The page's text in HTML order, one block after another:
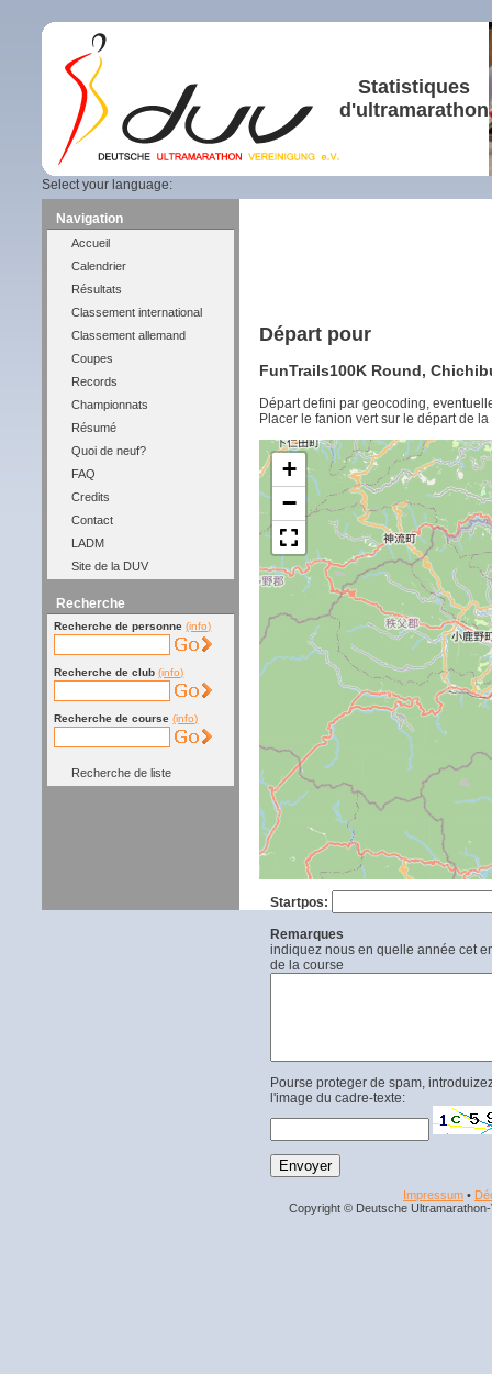
Statistiques
d'ultramarathon
Select your language:
Navigation
Accueil
Calendrier
Résultats
Classement international
Classement allemand
Coupes
Records
Championnats
Résumé
Quoi de neuf?
FAQ
Credits
Contact
LADM
Site de la DUV
Recherche
Recherche de personne (info)
Recherche de club (info)
Recherche de course (info)
Recherche de liste
Départ pour
FunTrails100K Round,
Départ defini par geocoding,
Placer le fanion vert sur le départ de
+
−
Startpos:
Remarques
indiquez nous en quelle année cet
de la course
Pourse proteger de spam,
l'image du cadre-texte:
Impressum •
Copyright © Deutsche